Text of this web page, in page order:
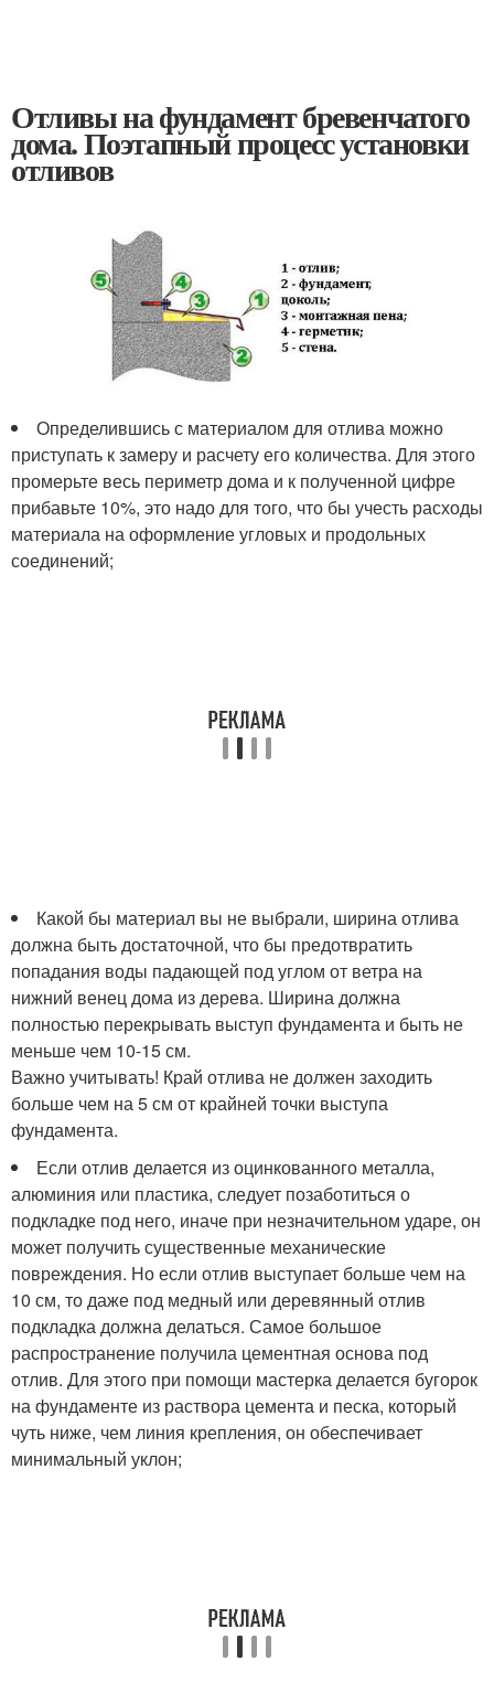
Отливы на фундамент бревенчатого
дома. Поэтапный процесс установки
отливов
Определившись с материалом для отлива можно
приступать к замеру и расчету его количества. Для этого
промерьте весь периметр дома и к полученной цифре
прибавьте 10%, это надо для того, что бы учесть расходы
материала на оформление угловых и продольных
соединений;
Какой бы материал вы не выбрали, ширина отлива
должна быть достаточной, что бы предотвратить
попадания воды падающей под углом от ветра на
нижний венец дома из дерева. Ширина должна
полностью перекрывать выступ фундамента и быть не
меньше чем 10-15 см.
Важно учитывать! Край отлива не должен заходить
больше чем на 5 см от крайней точки выступа
фундамента.
Если отлив делается из оцинкованного металла,
алюминия или пластика, следует позаботиться о
подкладке под него, иначе при незначительном ударе, он
может получить существенные механические
повреждения. Но если отлив выступает больше чем на
10 см, то даже под медный или деревянный отлив
подкладка должна делаться. Самое большое
распространение получила цементная основа под
отлив. Для этого при помощи мастерка делается бугорок
на фундаменте из раствора цемента и песка, который
чуть ниже, чем линия крепления, он обеспечивает
минимальный уклон;